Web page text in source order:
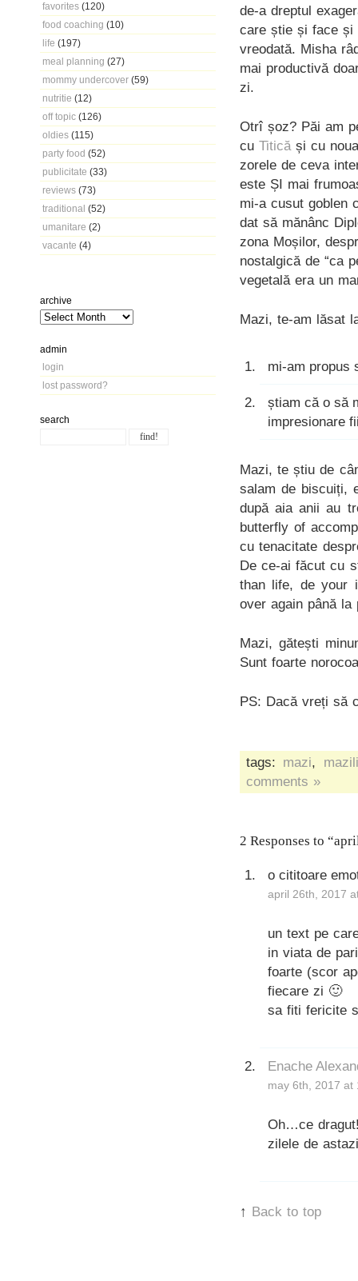
favorites (120)
food coaching (10)
life (197)
meal planning (27)
mommy undercover (59)
nutritie (12)
off topic (126)
oldies (115)
party food (52)
publicitate (33)
reviews (73)
traditional (52)
umanitare (2)
vacante (4)
archive
admin
login
lost password?
search
de-a dreptul
care știe și face și
vreodată. Misha
mai productivă
zi.
Otrî șoz? Păi am
cu Titică și cu
zorele de ceva
este ȘI mai
mi-a cusut goblen
dat să mănânc
zona Moșilor,
nostalgică de “ca
vegetală era un
Mazi, te-am lăsat
mi-am propus
știam că o să
impresionare
Mazi, te știu de
salam de biscuiți,
după aia anii au
butterfly of
cu tenacitate
De ce-ai făcut cu
than life, de your
over again până la
Mazi, gătești
Sunt foarte
PS: Dacă vreți să
tags: mazi,
comments »
2 Responses to
o cititoare
april 26th, 2017
un text pe
in viata de
foarte (scor
fiecare zi 🙂
sa fiti fericite
Enache
may 6th, 2017 at
Oh…ce
zilele de
↑ Back to top